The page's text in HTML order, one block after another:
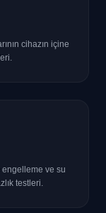
cihazın içine
engelleme ve su
testleri.